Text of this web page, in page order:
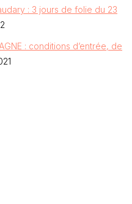
: 3 jours de folie du 23
: conditions d’entrée, de